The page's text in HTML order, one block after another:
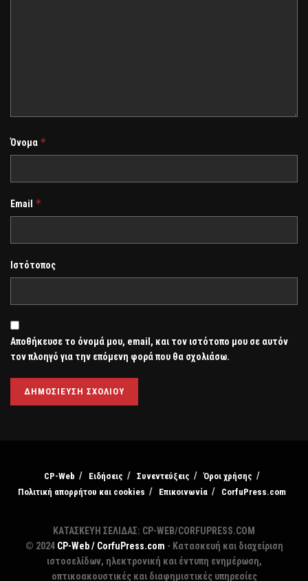
Όνομα *
Email *
Ιστότοπος
Αποθήκευσε το όνομά μου, email, και τον ιστότοπο μου σε αυτόν
τον πλοηγό για την επόμενη φορά που θα σχολιάσω.
CP-Web Ειδήσεις Συνεντεύξεις
Όροι χρήσης
Πολιτική απορρήτου και cookies
Επικοινωνία CorfuPress.com
ΚΑΤΑΣΚΕΥΗ ΣΕΛΙΔΑΣ: CP-WEB/CORFUPRESS.COM
© 2024 CP-Web / CorfuPress.com - Κατασκευή και διαχείριση
ιστοσελίδων, ηλεκτρονική και έντυπη ενημέρωση,
οπτικοακουστικές και διαφημιστικές υπηρεσίες